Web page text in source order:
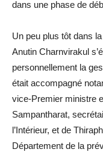
dans une phase de
Un peu plus tôt dans
Anutin Charnvirakul
personnellement la
était accompagné
vice-Premier ministre
Sampantharat,
l’Intérieur, et de
Département de la